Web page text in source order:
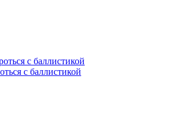
с баллистикой